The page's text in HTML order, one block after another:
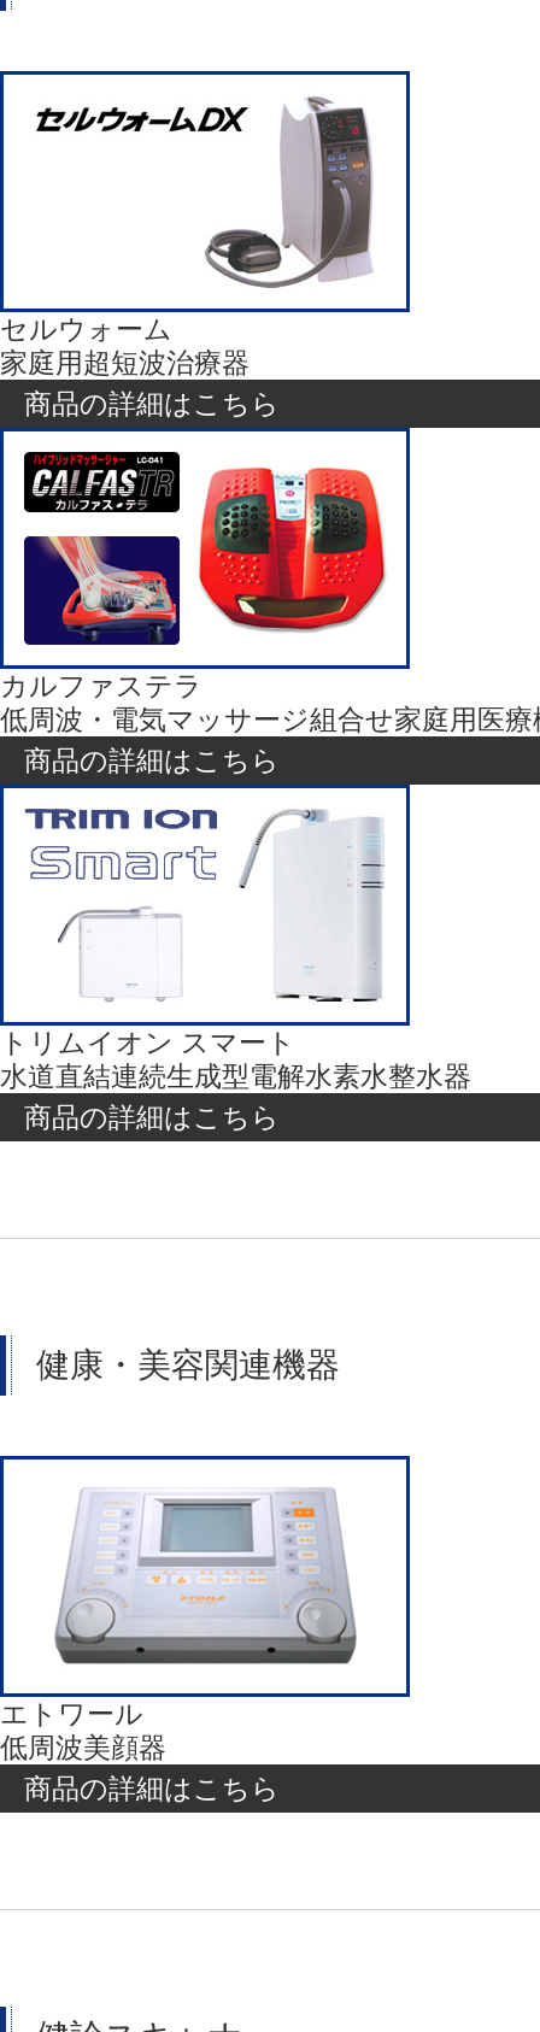
セルウォーム
家庭用超短波治療器
商品の詳細はこちら
カルファステラ
低周波・電気マッサージ組合せ家庭用医療
商品の詳細はこちら
トリムイオン スマート
水道直結連続生成型電解水素水整水器
商品の詳細はこちら
健康・美容関連機器
エトワール
低周波美顔器
商品の詳細はこちら